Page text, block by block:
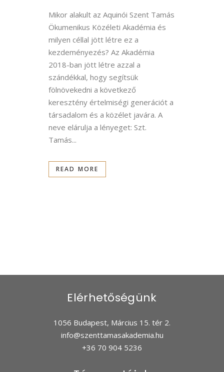
Mikor alakult az Aquinói Szent Tamás
Ökumenikus Közéleti Akadémia és
milyen céllal jött létre ez a
kezdeményezés? Az Akadémia
2018-ban jött létre azzal a
szándékkal, hogy segítsük
fölnövekedni a következő
keresztény értelmiségi generációt a
társadalom és a közélet javára. A
neve elárulja a lényeget: Szt.
Tamás...
READ MORE
Elérhetőségünk
1056 Budapest, Március 15. tér 2.
info@szenttamasakademia.hu
+36 70 904 5236